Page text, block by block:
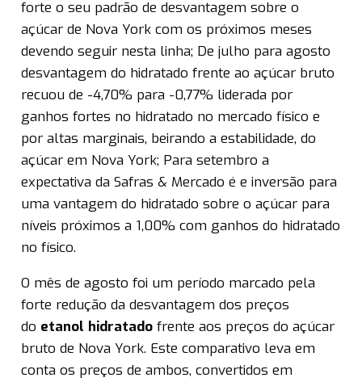
forte o seu padrão de desvantagem sobre o
açúcar de Nova York com os próximos meses
devendo seguir nesta linha; De julho para agosto
desvantagem do hidratado frente ao açúcar bruto
recuou de -4,70% para -0,77% liderada por
ganhos fortes no hidratado no mercado físico e
por altas marginais, beirando a estabilidade, do
açúcar em Nova York; Para setembro a
expectativa da Safras & Mercado é e inversão para
uma vantagem do hidratado sobre o açúcar para
níveis próximos a 1,00% com ganhos do hidratado
no físico.
O mês de agosto foi um período marcado pela
forte redução da desvantagem dos preços
do etanol hidratado frente aos preços do açúcar
bruto de Nova York. Este comparativo leva em
conta os preços de ambos, convertidos em